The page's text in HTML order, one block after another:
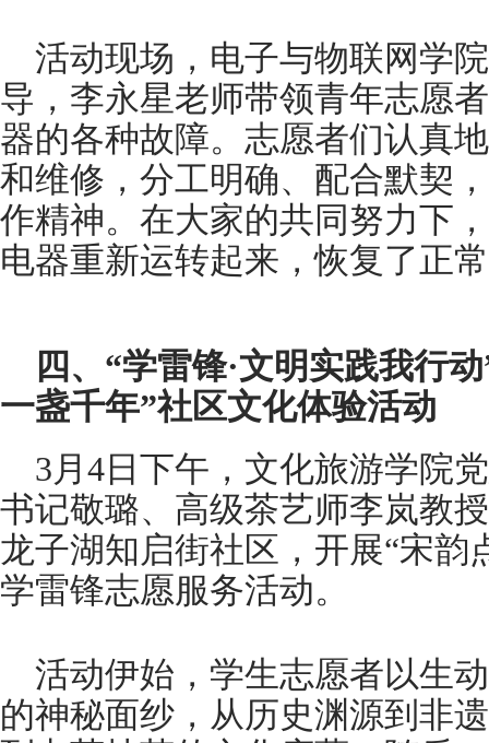
活动现场，电子与物联网学
导，李永星老师带领青年志愿
器的各种故障。志愿者们认真
和维修，分工明确、配合默契
作精神。在大家的共同努力下
电器重新运转起来，恢复了正
四、“学雷锋·文明实践我行
一盏千年”社区文化体验活动
3月4日下午，文化旅游学院
书记敬璐、高级茶艺师李岚教
龙子湖知启街社区，开展“宋韵
学雷锋志愿服务活动。
活动伊始，学生志愿者以生
的神秘面纱，从历史渊源到非